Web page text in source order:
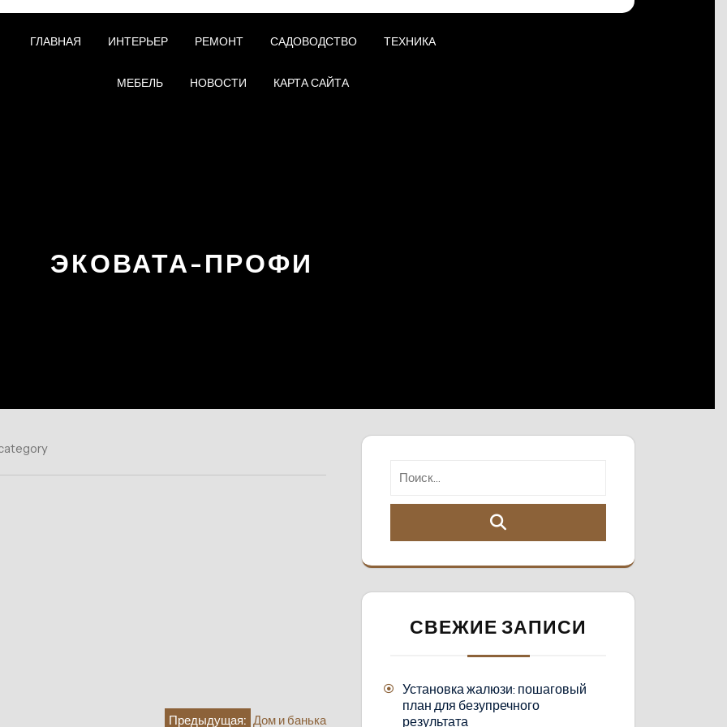
ГЛАВНАЯ ИНТЕРЬЕР РЕМОНТ САДОВОДСТВО ТЕХНИКА
МЕБЕЛЬ НОВОСТИ КАРТА САЙТА
ЭКОВАТА-ПРОФИ
Предыдущая: Дом и банька
СВЕЖИЕ ЗАПИСИ
Установка жалюзи: пошаговый
план для безупречного
результата